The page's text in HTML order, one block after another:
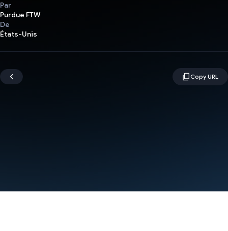
Par
Purdue FTW
De
États-Unis